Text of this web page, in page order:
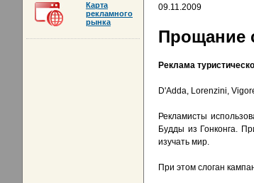
09.11.2009
Прощание
Реклама
D'Adda, Lorenzini,
Рекламисты
Будды из Гонконга.
изучать мир.
При этом слоган
Карта
рекламного
рынка